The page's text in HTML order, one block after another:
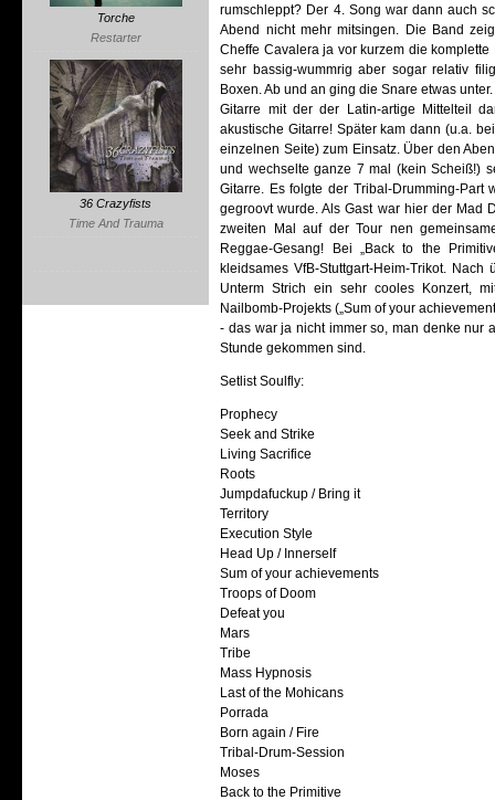
Torche
Restarter
36 Crazyfists
Time And Trauma
rumschleppt? Der 4. Song war dann auch
Abend nicht mehr mitsingen. Die Band
Cheffe Cavalera ja vor kurzem die
sehr bassig-wummrig aber sogar relativ
Boxen. Ab und an ging die Snare etwas
Gitarre mit der der Latin-artige Mittelteil
akustische Gitarre! Später kam dann (u.a.
einzelnen Seite) zum Einsatz. Über den
und wechselte ganze 7 mal (kein Scheiß!)
Gitarre. Es folgte der Tribal-Drumming-
gegroovt wurde. Als Gast war hier der Mad
zweiten Mal auf der Tour nen
Reggae-Gesang! Bei „Back to the
kleidsames VfB-Stuttgart-Heim-Trikot.
Unterm Strich ein sehr cooles Konzert,
Nailbomb-Projekts („Sum of your
- das war ja nicht immer so, man denke nur
Stunde gekommen sind.
Setlist Soulfly:
Prophecy
Seek and Strike
Living Sacrifice
Roots
Jumpdafuckup / Bring it
Territory
Execution Style
Head Up / Innerself
Sum of your achievements
Troops of Doom
Defeat you
Mars
Tribe
Mass Hypnosis
Last of the Mohicans
Porrada
Born again / Fire
Tribal-Drum-Session
Moses
Back to the Primitive